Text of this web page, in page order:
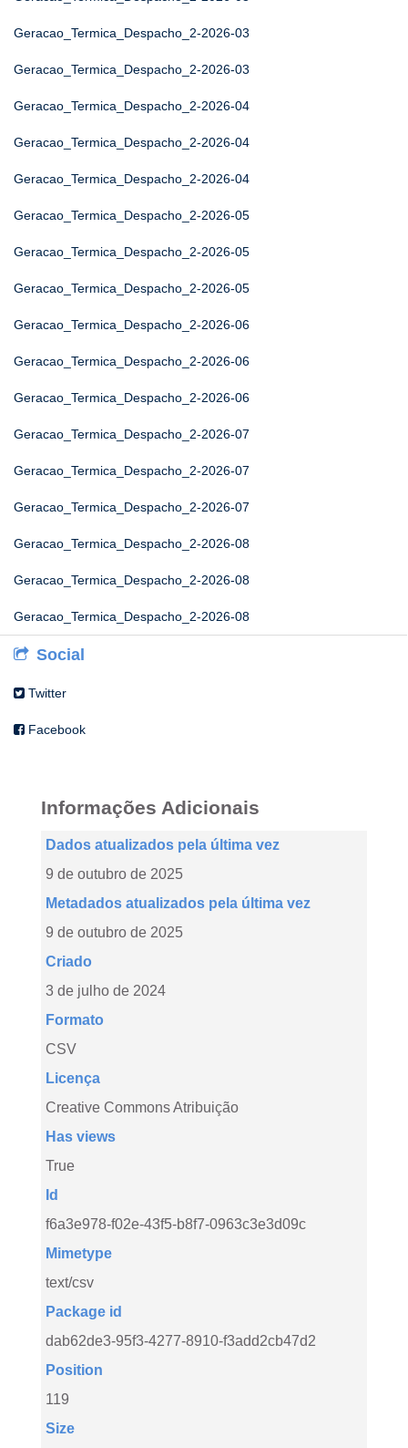
Geracao_Termica_Despacho_2-2026-03
Geracao_Termica_Despacho_2-2026-03
Geracao_Termica_Despacho_2-2026-04
Geracao_Termica_Despacho_2-2026-04
Geracao_Termica_Despacho_2-2026-04
Geracao_Termica_Despacho_2-2026-05
Geracao_Termica_Despacho_2-2026-05
Geracao_Termica_Despacho_2-2026-05
Geracao_Termica_Despacho_2-2026-06
Geracao_Termica_Despacho_2-2026-06
Geracao_Termica_Despacho_2-2026-06
Geracao_Termica_Despacho_2-2026-07
Geracao_Termica_Despacho_2-2026-07
Geracao_Termica_Despacho_2-2026-07
Geracao_Termica_Despacho_2-2026-08
Geracao_Termica_Despacho_2-2026-08
Geracao_Termica_Despacho_2-2026-08
Social
Twitter
Facebook
Informações Adicionais
Dados atualizados pela última vez
9 de outubro de 2025
Metadados atualizados pela última vez
9 de outubro de 2025
Criado
3 de julho de 2024
Formato
CSV
Licença
Creative Commons Atribuição
Has views
True
Id
f6a3e978-f02e-43f5-b8f7-0963c3e3d09c
Mimetype
text/csv
Package id
dab62de3-95f3-4277-8910-f3add2cb47d2
Position
119
Size